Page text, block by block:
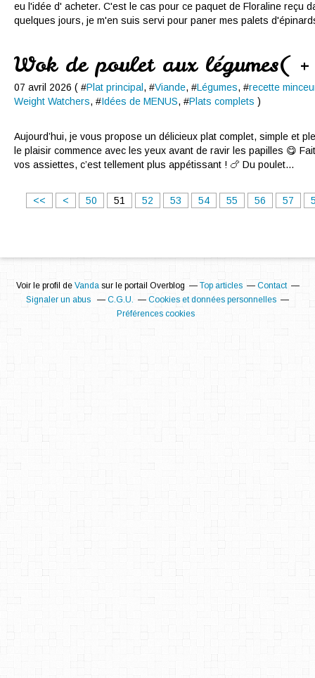
eu l'idée d' acheter. C'est le cas pour ce paquet de Floraline reçu
quelques jours, je m'en suis servi pour paner mes palets
Wok de poulet aux légumes(
07 avril 2026 ( #Plat principal , #Viande, #Légumes, #recette
Weight Watchers, #Idées de MENUS, #Plats complets )
Aujourd’hui, je vous propose un délicieux plat complet, simple et
le plaisir commence avec les yeux avant de ravir les papilles 😋
vos assiettes, c’est tellement plus appétissant ! 🍗 Du poulet...
<< <
1
2
3
4
50 51 52 53 54 55 56 57
Voir le profil de Vandasur le portail Overblog Top articles
Contact
Signaler un abus
C.G.U.
Cookies et données personnelles
Préférences cookies